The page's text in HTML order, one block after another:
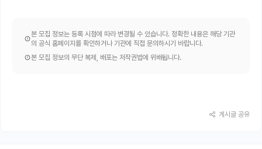
본 모집 정보는 등록 시점에 따라 변경될 수 있습니다. 정확한 내용은 해당 기관
의 공식 홈페이지를 확인하거나 기관에 직접 문의하시기 바랍니다.
본 모집 정보의 무단 복제, 배포는 저작권법에 위배됩니다.
게시글 공유